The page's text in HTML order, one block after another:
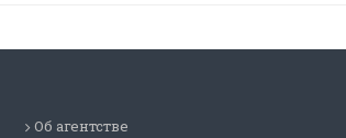
Об агентстве